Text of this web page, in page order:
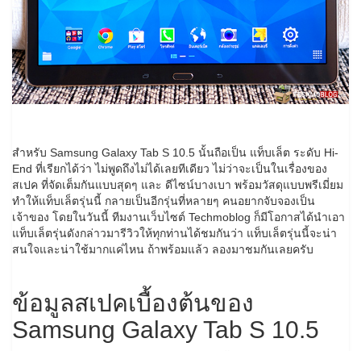
สำหรับ Samsung Galaxy Tab S 10.5 นั้นถือเป็น แท็บเล็ต ระดับ Hi-
End ที่เรียกได้ว่า ไม่พูดถึงไม่ได้เลยทีเดียว ไม่ว่าจะเป็นในเรื่องของ
สเปค ที่จัดเต็มกันแบบสุดๆ และ ดีไซน์บางเบา พร้อมวัสดุแบบพรีเมี่ยม
ทำให้แท็บเล็ตรุ่นนี้ กลายเป็นอีกรุ่นที่หลายๆ คนอยากจับจองเป็น
เจ้าของ โดยในวันนี้ ทีมงานเว็บไซต์ Techmoblog ก็มีโอกาสได้นำเอา
แท็บเล็ตรุ่นดังกล่าวมารีวิวให้ทุกท่านได้ชมกันว่า แท็บเล็ตรุ่นนี้จะน่า
สนใจและน่าใช้มากแค่ไหน ถ้าพร้อมแล้ว ลองมาชมกันเลยครับ
ข้อมูลสเปคเบื้องต้นของ
Samsung Galaxy Tab S 10.5